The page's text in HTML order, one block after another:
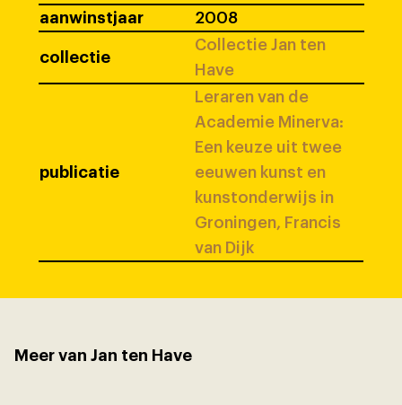
aanwinstjaar
2008
collectie
Collectie Jan ten
Have
publicatie
Leraren van de
Academie Minerva:
Een keuze uit twee
eeuwen kunst en
kunstonderwijs in
Groningen, Francis
van Dijk
Meer van Jan ten Have